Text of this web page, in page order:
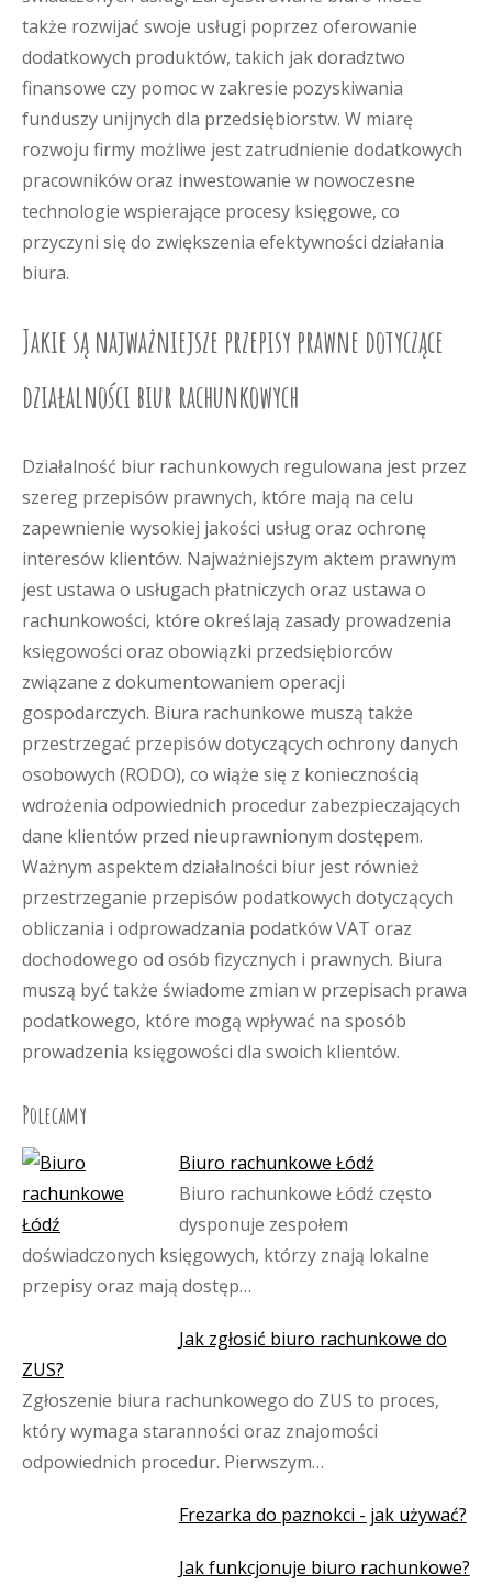
także rozwijać swoje usługi poprzez oferowanie
dodatkowych produktów, takich jak doradztwo
finansowe czy pomoc w zakresie pozyskiwania
funduszy unijnych dla przedsiębiorstw. W miarę
rozwoju firmy możliwe jest zatrudnienie dodatkowych
pracowników oraz inwestowanie w nowoczesne
technologie wspierające procesy księgowe, co
przyczyni się do zwiększenia efektywności działania
biura.
Jakie są najważniejsze przepisy prawne dotyczące
działalności biur rachunkowych
Działalność biur rachunkowych regulowana jest przez
szereg przepisów prawnych, które mają na celu
zapewnienie wysokiej jakości usług oraz ochronę
interesów klientów. Najważniejszym aktem prawnym
jest ustawa o usługach płatniczych oraz ustawa o
rachunkowości, które określają zasady prowadzenia
księgowości oraz obowiązki przedsiębiorców
związane z dokumentowaniem operacji
gospodarczych. Biura rachunkowe muszą także
przestrzegać przepisów dotyczących ochrony danych
osobowych (RODO), co wiąże się z koniecznością
wdrożenia odpowiednich procedur zabezpieczających
dane klientów przed nieuprawnionym dostępem.
Ważnym aspektem działalności biur jest również
przestrzeganie przepisów podatkowych dotyczących
obliczania i odprowadzania podatków VAT oraz
dochodowego od osób fizycznych i prawnych. Biura
muszą być także świadome zmian w przepisach prawa
podatkowego, które mogą wpływać na sposób
prowadzenia księgowości dla swoich klientów.
Polecamy
Biuro rachunkowe Łódź
Biuro rachunkowe Łódź często
dysponuje zespołem
doświadczonych księgowych, którzy znają lokalne
przepisy oraz mają dostęp…
Jak zgłosić biuro rachunkowe do
ZUS?
Zgłoszenie biura rachunkowego do ZUS to proces,
który wymaga staranności oraz znajomości
odpowiednich procedur. Pierwszym…
Frezarka do paznokci - jak używać?
Jak funkcjonuje biuro rachunkowe?